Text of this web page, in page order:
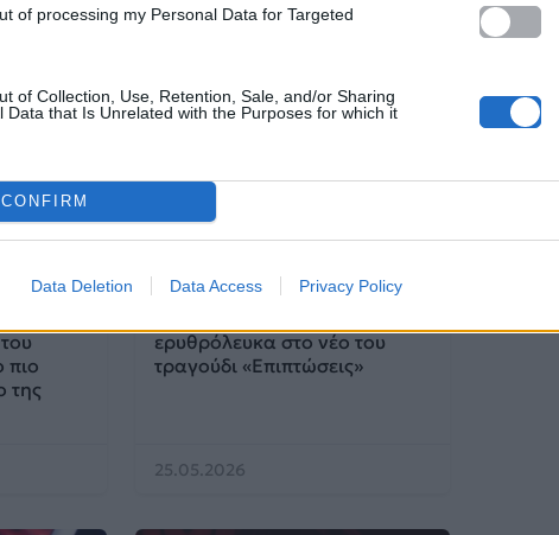
of processing my Personal Data for Targeted
of Collection, Use, Retention, Sale, and/or Sharing
Data that Is Unrelated with the Purposes for which it
CONFIRM
Data Deletion Data Access Privacy Policy
πιο
της
ερυθρόλευκα στο νέο του
τραγούδι «Επιπτώσεις»
25.05.2026